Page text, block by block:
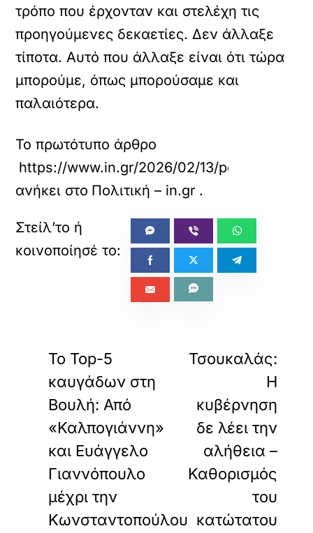
τρόπο που έρχονταν και στελέχη τις
προηγούμενες δεκαετίες. Δεν άλλαξε
τίποτα. Αυτό που άλλαξε είναι ότι τώρα
μπορούμε, όπως μπορούσαμε και
παλαιότερα.
Το πρωτότυπο άρθρο
https://www.in.gr/2026/02/13/politics/
ανήκει στο Πολιτική – in.gr .
Το Top-5
καυγάδων στη
Βουλή: Από
«Καλπογιάννη»
και Ευάγγελο
Γιαννόπουλο
μέχρι την
Κωνσταντοπούλου
Τσουκαλάς:
Η
κυβέρνηση
δε λέει την
αλήθεια –
Καθορισμός
του
κατώτατου